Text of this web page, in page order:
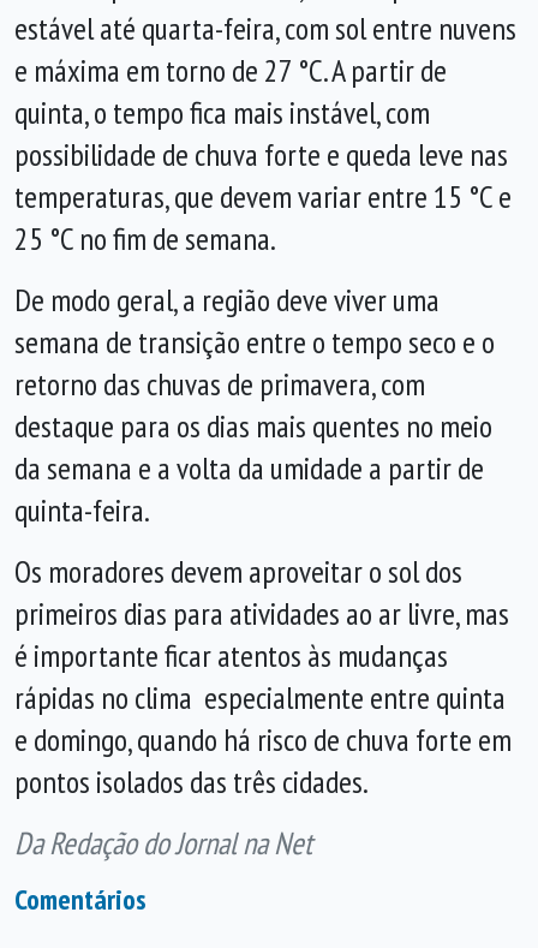
estável até quarta-feira, com sol entre nuvens
e máxima em torno de 27 °C. A partir de
quinta, o tempo fica mais instável, com
possibilidade de chuva forte e queda leve nas
temperaturas, que devem variar entre 15 °C e
25 °C no fim de semana.
De modo geral, a região deve viver uma
semana de transição entre o tempo seco e o
retorno das chuvas de primavera, com
destaque para os dias mais quentes no meio
da semana e a volta da umidade a partir de
quinta-feira.
Os moradores devem aproveitar o sol dos
primeiros dias para atividades ao ar livre, mas
é importante ficar atentos às mudanças
rápidas no clima especialmente entre quinta
e domingo, quando há risco de chuva forte em
pontos isolados das três cidades.
Da Redação do Jornal na Net
Comentários